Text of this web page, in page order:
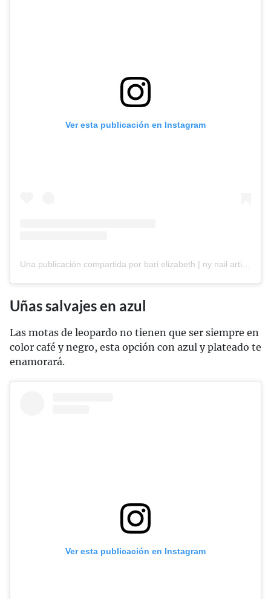
Ver esta publicación en Instagram
Uñas salvajes en azul
Las motas de leopardo no tienen que ser siempre en
color café y negro, esta opción con azul y plateado te
enamorará.
Ver esta publicación en Instagram